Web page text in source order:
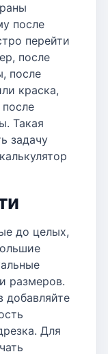
после
перейти
после
после
краска,
Такая
задачу
до целых,
размеров.
добавляйте
Для